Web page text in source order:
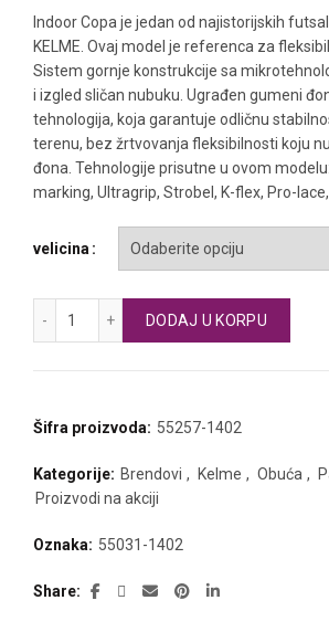
cena
je
bila:
5.900 RSD.
cena
je:
Indoor Copa je jedan od najistorijskih
KELME. Ovaj model je referenca za
Sistem gornje konstrukcije sa
i izgled sličan nubuku. Ugrađen gumeni
tehnologija, koja garantuje odličnu
terenu, bez žrtvovanja fleksibilnosti koju
đona. Tehnologije prisutne u ovom
marking, Ultragrip, Strobel, K-flex, Pro-
velicina
KELME indoor patike za fudbal
DODAJ U KORPU
Šifra proizvoda: 55257-1402
Kategorije: Brendovi , Kelme , Obuća ,
Proizvodi na akciji
Oznaka: 55031-1402
Share